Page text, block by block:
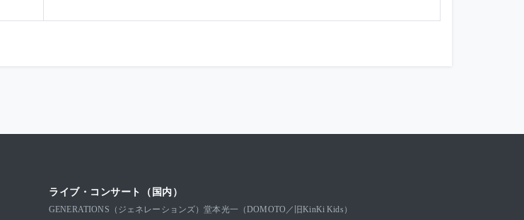
ライブ・コンサート（国内）
GENERATIONS（ジェネレーションズ）堂本光一（DOMOTO／旧KinKi Kids）